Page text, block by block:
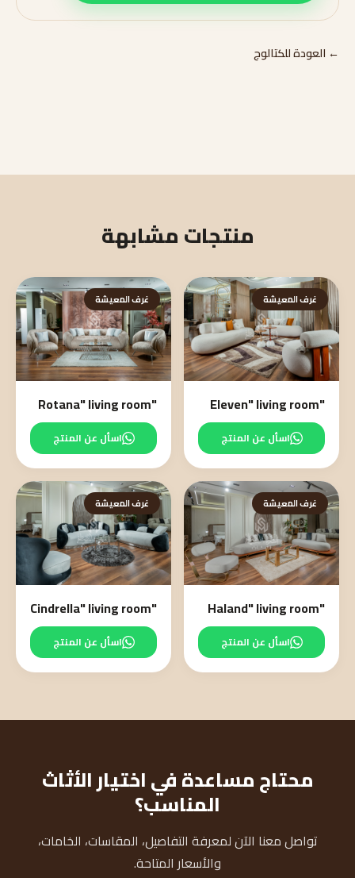
← العودة للكتالوج
منتجات مشابهة
غرف المعيشة
"Eleven" living room
اسأل عن المنتج
غرف المعيشة
"Rotana" living room
اسأل عن المنتج
غرف المعيشة
"Haland" living room
اسأل عن المنتج
غرف المعيشة
"Cindrella" living room
اسأل عن المنتج
محتاج مساعدة في اختيار الأثاث
المناسب؟
تواصل معنا الآن لمعرفة التفاصيل، المقاسات، الخامات،
والأسعار المتاحة.